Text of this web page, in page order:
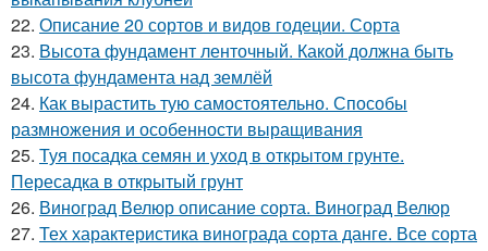
22. Описание 20 сортов и видов годеции. Сорта
23. Высота фундамент ленточный. Какой должна быть
высота фундамента над землёй
24. Как вырастить тую самостоятельно. Способы
размножения и особенности выращивания
25. Туя посадка семян и уход в открытом грунте.
Пересадка в открытый грунт
26. Виноград Велюр описание сорта. Виноград Велюр
27. Тех характеристика винограда сорта данге. Все сорта